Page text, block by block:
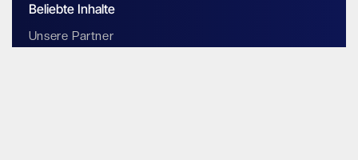
Beliebte Inhalte
Unsere Partner